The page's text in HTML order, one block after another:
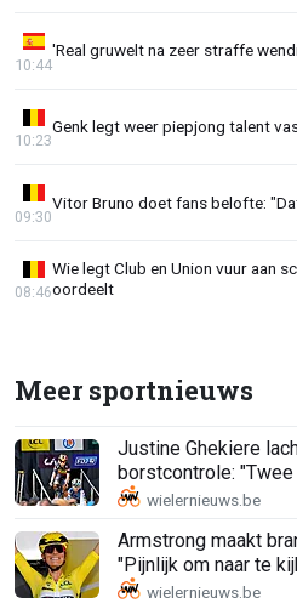
'Real gruwelt na zeer straffe
10:44
Genk legt weer piepjong talent
10:23
Vitor Bruno doet fans belofte:
09:30
Wie legt Club en Union vuur aan
oordeelt
08:46
Meer sportnieuws
Justine Ghekiere
borstcontrole: "Twee
Armstrong maakt
"Pijnlijk om naar te